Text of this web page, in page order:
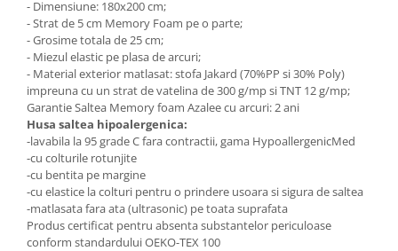
- Dimensiune: 180x200 cm;
- Strat de 5 cm Memory Foam pe o parte;
- Grosime totala de 25 cm;
- Miezul elastic pe plasa de arcuri;
- Material exterior matlasat: stofa Jakard (70%PP si 30% Poly)
impreuna cu un strat de vatelina de 300 g/mp si TNT 12 g/mp;
Garantie Saltea Memory foam Azalee cu arcuri: 2 ani
Husa saltea hipoalergenica:
-lavabila la 95 grade C fara contractii, gama HypoallergenicMed
-cu colturile rotunjite
-cu bentita pe margine
-cu elastice la colturi pentru o prindere usoara si sigura de saltea
-matlasata fara ata (ultrasonic) pe toata suprafata
Produs certificat pentru absenta substantelor periculoase
conform standardului OEKO-TEX 100